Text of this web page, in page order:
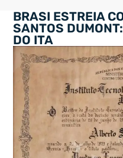
BRASI ESTREIA
SANTOS
DO ITA